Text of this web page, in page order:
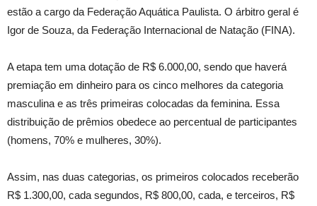
estão a cargo da Federação Aquática Paulista. O árbitro geral é
Igor de Souza, da Federação Internacional de Natação (FINA).
A etapa tem uma dotação de R$ 6.000,00, sendo que haverá
premiação em dinheiro para os cinco melhores da categoria
masculina e as três primeiras colocadas da feminina. Essa
distribuição de prêmios obedece ao percentual de participantes
(homens, 70% e mulheres, 30%).
Assim, nas duas categorias, os primeiros colocados receberão
R$ 1.300,00, cada segundos, R$ 800,00, cada, e terceiros, R$